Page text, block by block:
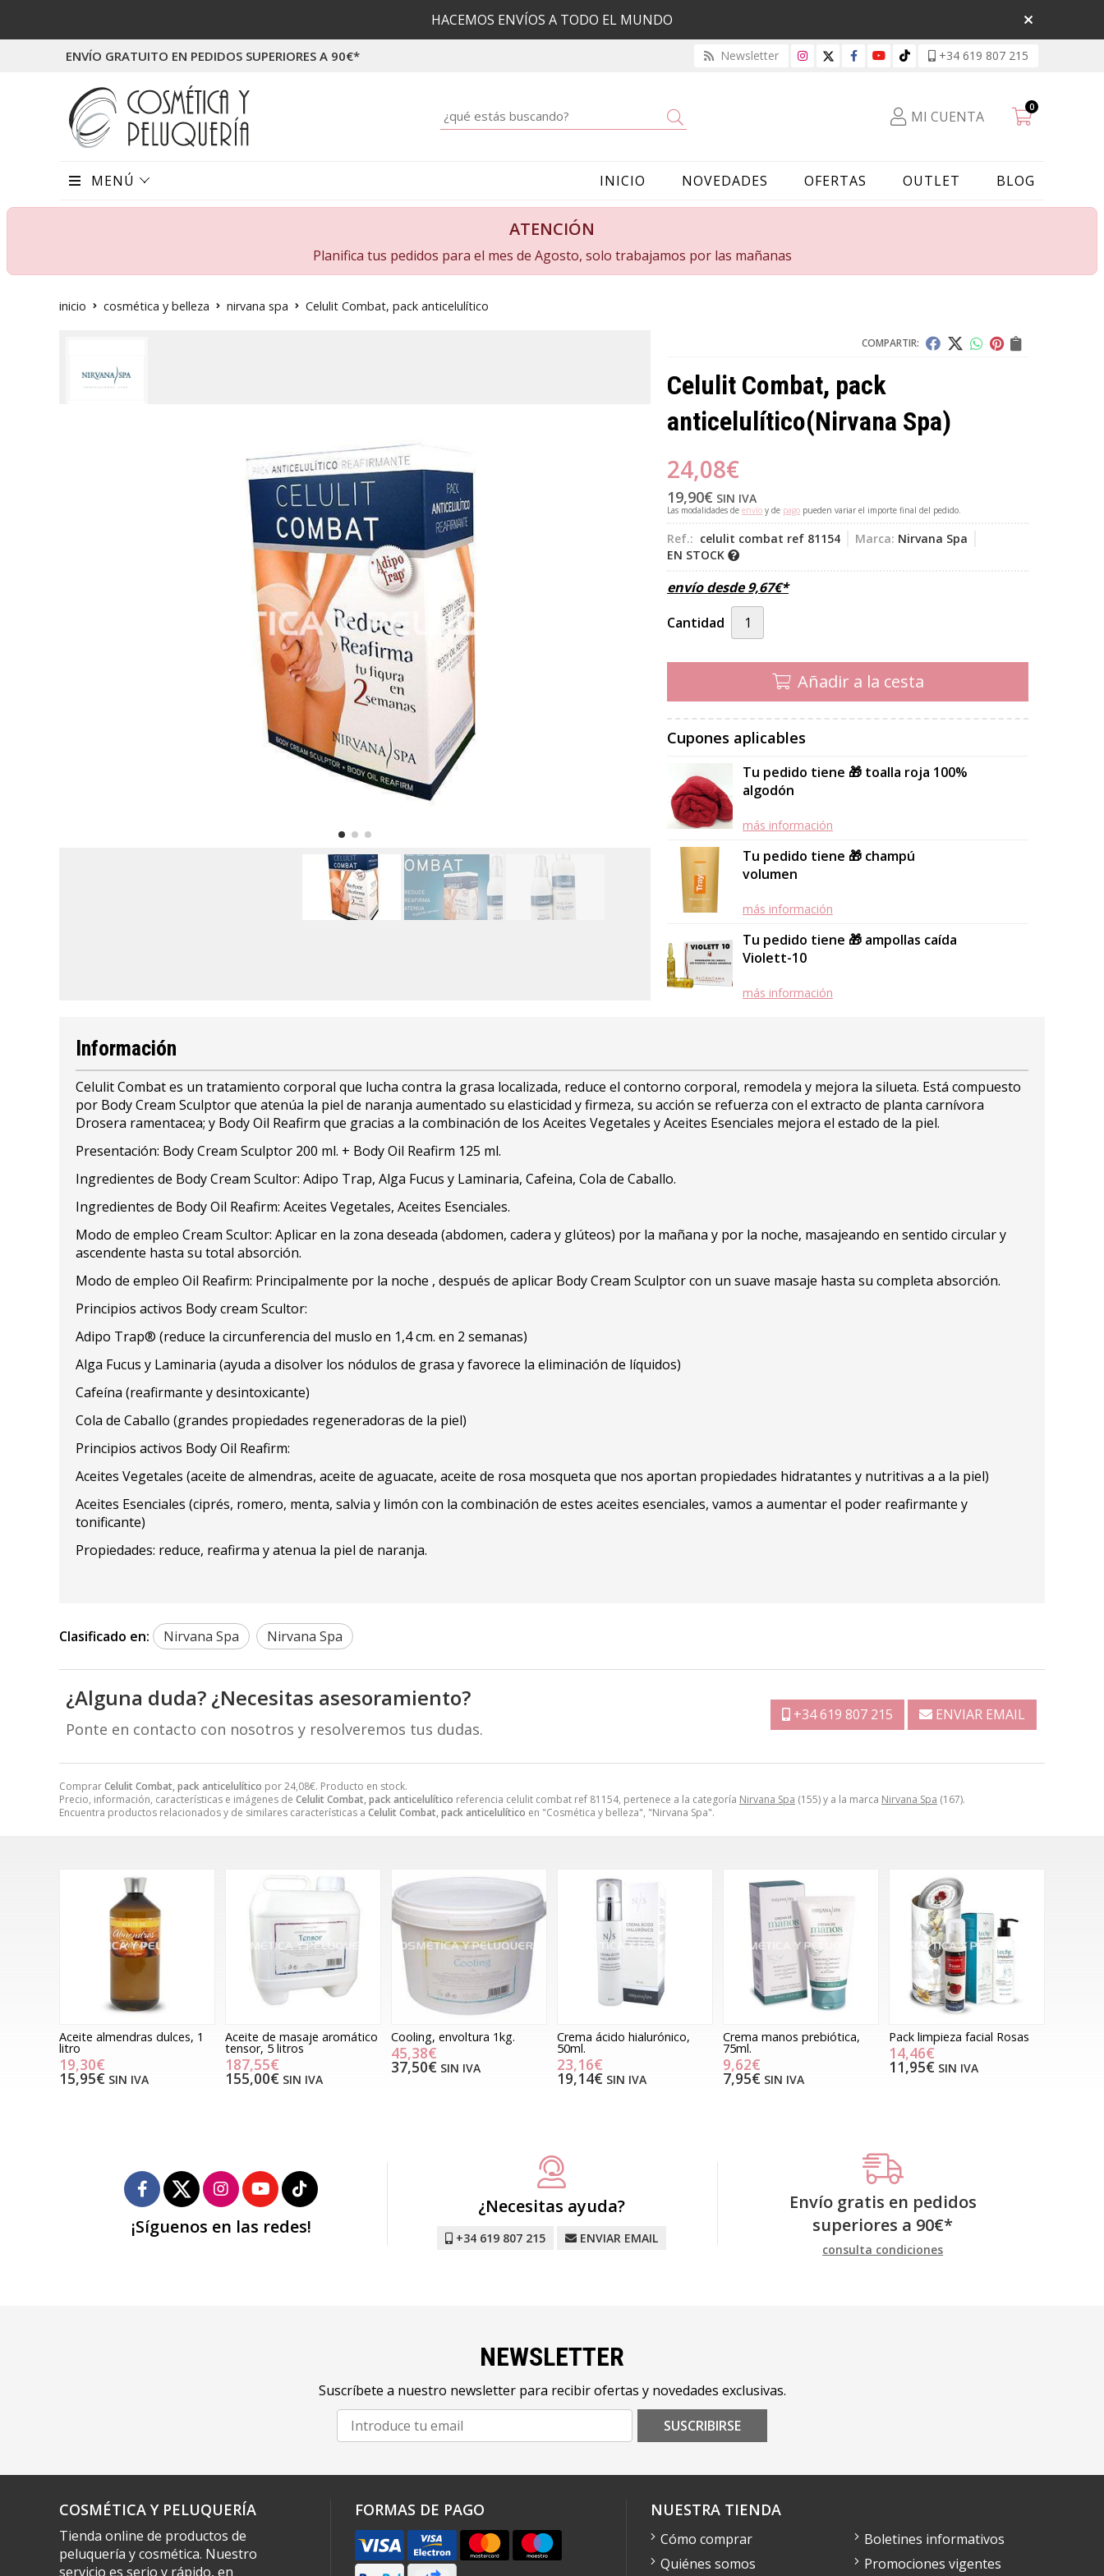
HACEMOS ENVÍOS A TODO EL MUNDO
ENVÍO GRATUITO EN PEDIDOS SUPERIORES A 90€* Newsletter +34 619 807 215
MI CUENTA
0
MENÚ INICIO NOVEDADES OFERTAS OUTLET BLOG
ATENCIÓN
Planifica tus pedidos para el mes de Agosto, solo trabajamos por las mañanas
inicio cosmética y belleza nirvana spa Celulit Combat, pack anticelulítico
COMPARTIR:
Celulit Combat, pack
anticelulítico(Nirvana Spa)
24,08€
19,90€ SIN IVA
Las modalidades de envío y de pago pueden variar el importe final del pedido.
Ref.: celulit combat ref 81154 Marca: Nirvana Spa
EN STOCK
envío desde9,67€*
Cantidad
Añadir a la cesta
Cupones aplicables
Tu pedido tiene 🎁 toalla roja 100%
algodón
más información
Tu pedido tiene 🎁 champú
volumen
más información
Tu pedido tiene 🎁 ampollas caída
Violett-10
más información
ComprarCelulit Combat, pack anticelulítico por24,08€. Producto en stock.
Precio, información, características e imágenes de Celulit Combat, pack anticelulítico referencia celulit combat ref 81154, pertenece a la categoría Nirvana Spa (155) y a la marca Nirvana Spa (167).
Encuentra productos relacionados y de similares características a Celulit Combat, pack anticelulítico en "Cosmética y belleza", "Nirvana Spa".
Información
Celulit Combat es un tratamiento corporal que lucha contra la grasa localizada, reduce el contorno corporal, remodela y mejora la silueta. Está compuesto
por Body Cream Sculptor que atenúa la piel de naranja aumentado su elasticidad y firmeza, su acción se refuerza con el extracto de planta carnívora
Drosera ramentacea; y Body Oil Reafirm que gracias a la combinación de los Aceites Vegetales y Aceites Esenciales mejora el estado de la piel.
Presentación: Body Cream Sculptor 200 ml. + Body Oil Reafirm 125 ml.
Ingredientes de Body Cream Scultor: Adipo Trap, Alga Fucus y Laminaria, Cafeina, Cola de Caballo.
Ingredientes de Body Oil Reafirm: Aceites Vegetales, Aceites Esenciales.
Modo de empleo Cream Scultor: Aplicar en la zona deseada (abdomen, cadera y glúteos) por la mañana y por la noche, masajeando en sentido circular y
ascendente hasta su total absorción.
Modo de empleo Oil Reafirm: Principalmente por la noche , después de aplicar Body Cream Sculptor con un suave masaje hasta su completa absorción.
Principios activos Body cream Scultor:
Adipo Trap® (reduce la circunferencia del muslo en 1,4 cm. en 2 semanas)
Alga Fucus y Laminaria (ayuda a disolver los nódulos de grasa y favorece la eliminación de líquidos)
Cafeína (reafirmante y desintoxicante)
Cola de Caballo (grandes propiedades regeneradoras de la piel)
Principios activos Body Oil Reafirm:
Aceites Vegetales (aceite de almendras, aceite de aguacate, aceite de rosa mosqueta que nos aportan propiedades hidratantes y nutritivas a a la piel)
Aceites Esenciales (ciprés, romero, menta, salvia y limón con la combinación de estes aceites esenciales, vamos a aumentar el poder reafirmante y
tonificante)
Propiedades: reduce, reafirma y atenua la piel de naranja.
Clasificado en: Nirvana Spa Nirvana Spa
¿Alguna duda? ¿Necesitas asesoramiento?
Ponte en contacto con nosotros y resolveremos tus dudas.
+34 619 807 215 ENVIAR EMAIL
Aceite almendras dulces, 1
litro
19,30€
15,95€ SIN IVA
Aceite de masaje aromático
tensor, 5 litros
187,55€
155,00€ SIN IVA
Cooling, envoltura 1kg.
45,38€
37,50€ SIN IVA
Crema ácido hialurónico,
50ml.
23,16€
19,14€ SIN IVA
Crema manos prebiótica,
75ml.
9,62€
7,95€ SIN IVA
Pack limpieza facial Rosas
14,46€
11,95€ SIN IVA
¡Síguenos en las redes!
¿Necesitas ayuda?
+34 619 807 215 ENVIAR EMAIL
Envío gratis en pedidos
superiores a 90€*
consulta condiciones
NEWSLETTER
Suscríbete a nuestro newsletter para recibir ofertas y novedades exclusivas.
SUSCRIBIRSE
COSMÉTICA Y PELUQUERÍA
Tienda online de productos de
peluquería y cosmética. Nuestro
servicio es serio y rápido, en
FORMAS DE PAGO NUESTRA TIENDA
Cómo comprar
Quiénes somos
Boletines informativos
Promociones vigentes